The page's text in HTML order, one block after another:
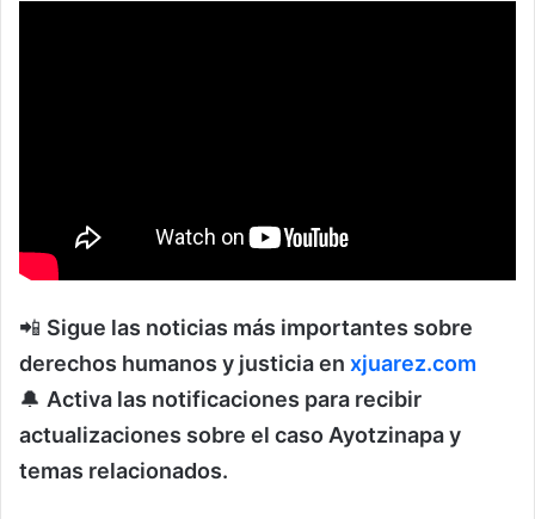
📲 Sigue las noticias más importantes sobre
derechos humanos y justicia en xjuarez.com
🔔 Activa las notificaciones para recibir
actualizaciones sobre el caso Ayotzinapa y
temas relacionados.